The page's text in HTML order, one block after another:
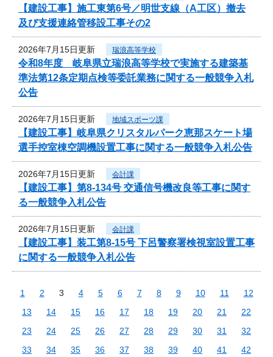
【建設工事】施工東第6号／明世支線（A工区）撤去
及び支援連絡管移設工事その2
2026年7月15日更新 瑞浪高等学校
令和8年度 岐阜県立瑞浪高等学校で実施する建築基
準法第12条定期点検等委託業務に関する一般競争入札
公告
2026年7月15日更新 地域スポーツ課
【建設工事】岐阜県クリスタルパーク恵那スケート場
選手控室棟空調機設置工事に関する一般競争入札公告
2026年7月15日更新 会計課
【建設工事】第8-134号 交通信号機改良等工事に関す
る一般競争入札公告
2026年7月15日更新 会計課
【建設工事】装工第8-15号 下呂警察署検視室設置工事
に関する一般競争入札公告
1 2 3 4 5 6 7 8 9 10 11
12
13
14 15 16 17 18 19 20 21
22
23
24 25 26 27 28 29 30 31
32
33
34 35 36 37 38 39 40 41
42